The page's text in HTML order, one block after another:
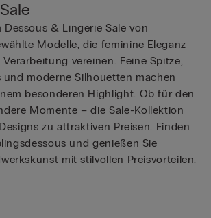
Dessous & Lingerie Sale von
Modelle, die feminine Eleganz
vereinen. Feine Spitze,
und moderne Silhouetten machen
besonderen Highlight. Ob für den
Momente – die Sale-Kollektion
zu attraktiven Preisen. Finden
und genießen Sie
mit stilvollen Preisvorteilen.